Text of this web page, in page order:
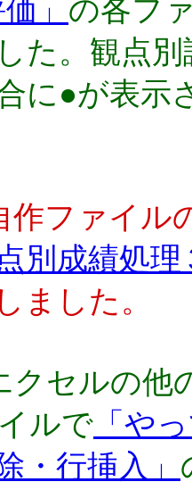
」 の各フ
た。観点
に●が表示
ファイル
点別成績処
ました。
セルの他
ルで 「や
・行挿入」